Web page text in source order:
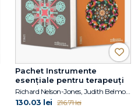
Pachet Instrumente
esențiale pentru terapeuți
Richard Nelson-Jones, Judith Belmont, Richard C. Robertiello
130.03 lei 216.71 lei